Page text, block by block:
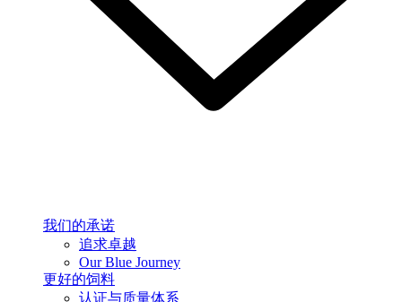
我们的承诺
追求卓越
Our Blue Journey
更好的饲料
认证与质量体系